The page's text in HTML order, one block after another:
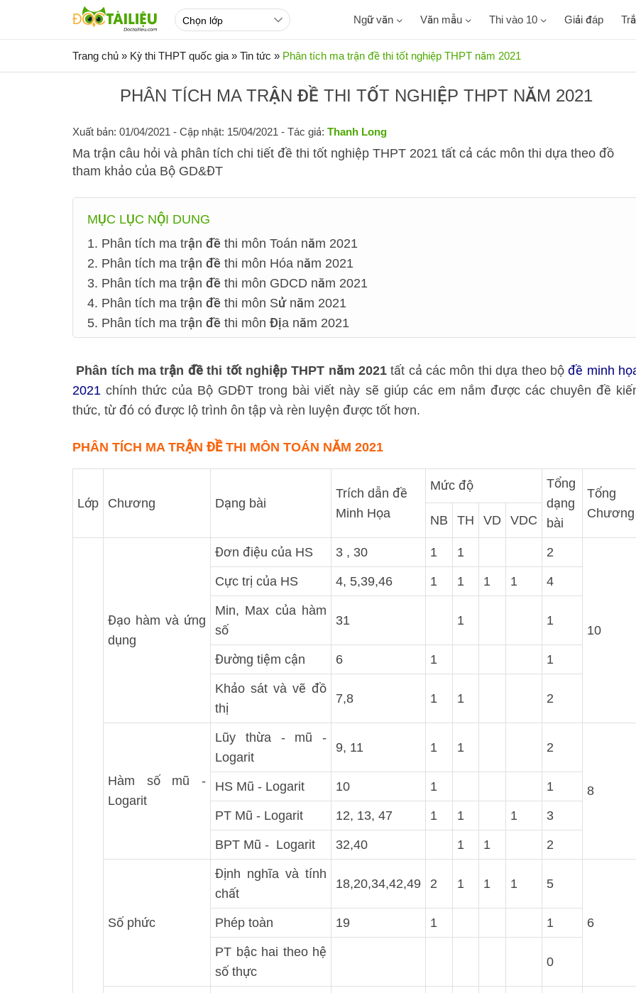
Ngữ văn Văn mẫu Thi vào 10 Giải đáp
Trang chủ » Kỳ thi THPT quốc gia » Tin tức » Phân tích ma trận đề thi tốt nghiệp THPT năm 2021
PHÂN TÍCH MA TRẬN ĐỀ THI TỐT NGHIỆP THPT NĂM 2021
Xuất bản: 01/04/2021 - Cập nhật: 15/04/2021 - Tác giả: Thanh Long
Ma trận câu hỏi và phân tích chi tiết đề thi tốt nghiệp THPT 2021 tất cả các môn thi dựa theo đồ
tham khảo của Bộ GD&ĐT
MỤC LỤC NỘI DUNG
1. Phân tích ma trận đề thi môn Toán năm 2021
2. Phân tích ma trận đề thi môn Hóa năm 2021
3. Phân tích ma trận đề thi môn GDCD năm 2021
4. Phân tích ma trận đề thi môn Sử năm 2021
5. Phân tích ma trận đề thi môn Địa năm 2021
Phân tích ma trận đề thi tốt nghiệp THPT năm 2021 tất cả các môn thi dựa theo bộđề minh
2021 chính thức của Bộ GDĐT trong bài viết này sẽ giúp các em nắm được các chuyên đề
thức, từ đó có được lộ trình ôn tập và rèn luyện được tốt hơn.
PHÂN TÍCH MA TRẬN ĐỀ THI MÔN TOÁN NĂM 2021
Lớp Chương Dạng bài
Trích dẫn đề
Minh Họa
Mức độ
Tổng
dạng
bài
Tổng
Chương
NB TH VD VDC
Đạo hàm và ứng
dụng
Đơn điệu của HS 3 , 30 1 1 2
10
Cực trị của HS 4, 5,39,46 1 1 1 1 4
Min, Max của hàm
số
31 1 1
Đường tiệm cận 6 1 1
Khảo sát và vẽ đồ
thị
7,8 1 1 2
Hàm số mũ -
Logarit
Lũy thừa - mũ -
Logarit
9, 11 1 1 2
8
HS Mũ - Logarit 10 1 1
PT Mũ - Logarit 12, 13, 47 1 1 1 3
BPT Mũ - Logarit 32,40 1 1 2
Số phức
Định nghĩa và tính
chất
18,20,34,42,49 2 1 1 1 5
6
Phép toàn 19 1 1
PT bậc hai theo hệ
số thực
0